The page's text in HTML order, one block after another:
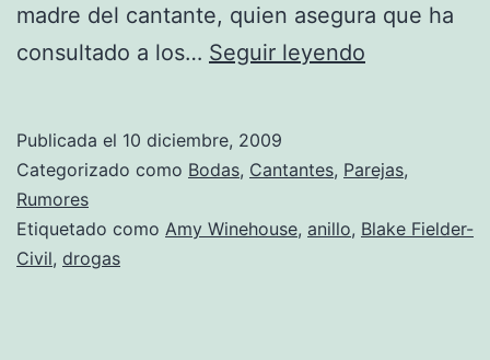
madre del cantante, quien asegura que ha
consultado a los… Seguir leyendo
casa…
su
Publicada el 10 diciembre, 2009
Categorizado como Bodas, Cantantes, Parejas,
Rumores
Etiquetado como Amy Winehouse, anillo, Blake Fielder-
Civil, drogas